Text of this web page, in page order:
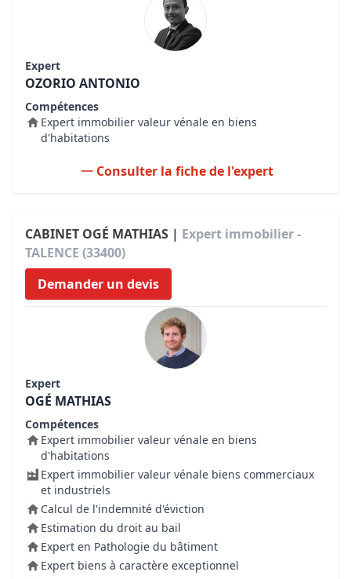
Expert
OZORIO ANTONIO
Compétences
Expert immobilier valeur vénale en biens
d'habitations
Consulter la fiche de l'expert
CABINET OGÉ MATHIAS | Expert immobilier -
TALENCE (33400)
Demander un devis
Expert
OGÉ MATHIAS
Compétences
Expert immobilier valeur vénale en biens
d'habitations
Expert immobilier valeur vénale biens commerciaux
et industriels
Calcul de l'indemnité d'éviction
Estimation du droit au bail
Expert en Pathologie du bâtiment
Expert biens à caractère exceptionnel